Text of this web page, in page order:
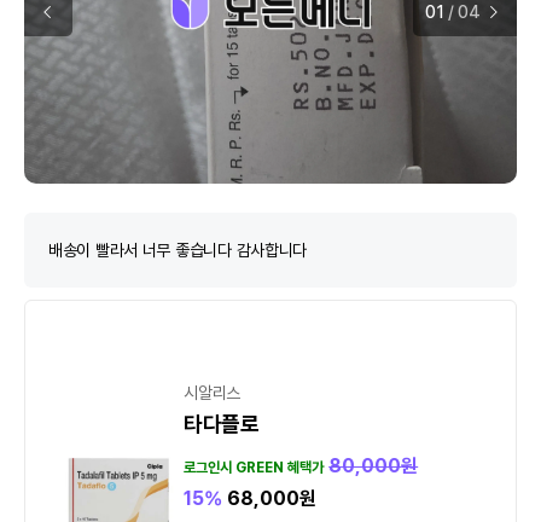
01 /04
배송이 빨라서 너무 좋습니다 감사합니다
시알리스
타다플로
로그인시 GREEN 혜택가 80,000원
15% 68,000원